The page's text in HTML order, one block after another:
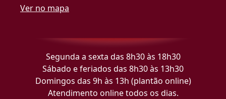
Ver no mapa
Segunda a sexta das 8h30 às 18h30
Sábado e feriados das 8h30 às 13h30
Domingos das 9h às 13h (plantão online)
Atendimento online todos os dias.